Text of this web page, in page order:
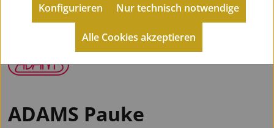
ADAMS Pauke
Konfigurieren
Alle Cookies akzeptieren
Nur technisch notwendige